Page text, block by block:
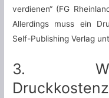
verdienen“ (FG
Allerdings muss ein
Self-Publishing Verlag
3.